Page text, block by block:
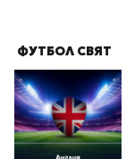
ФУТБОЛ СВЯТ